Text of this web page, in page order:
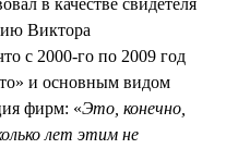
Виктора
с 2000-го по 2009 год
и основным видом
фирм: «Это, конечно,
лет этим не